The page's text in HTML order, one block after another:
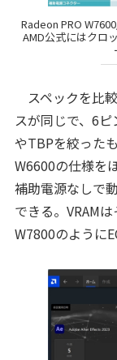
Radeon PRO
AMD公式にはクロ
スペックを比
スが同じで、6
やTBPを絞った
W6600の仕様を
補助電源なしで
できる。VRAM
W7800のように